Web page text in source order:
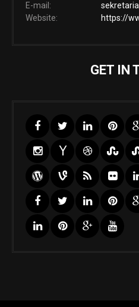
E-mail:
Website:
https://
GET IN